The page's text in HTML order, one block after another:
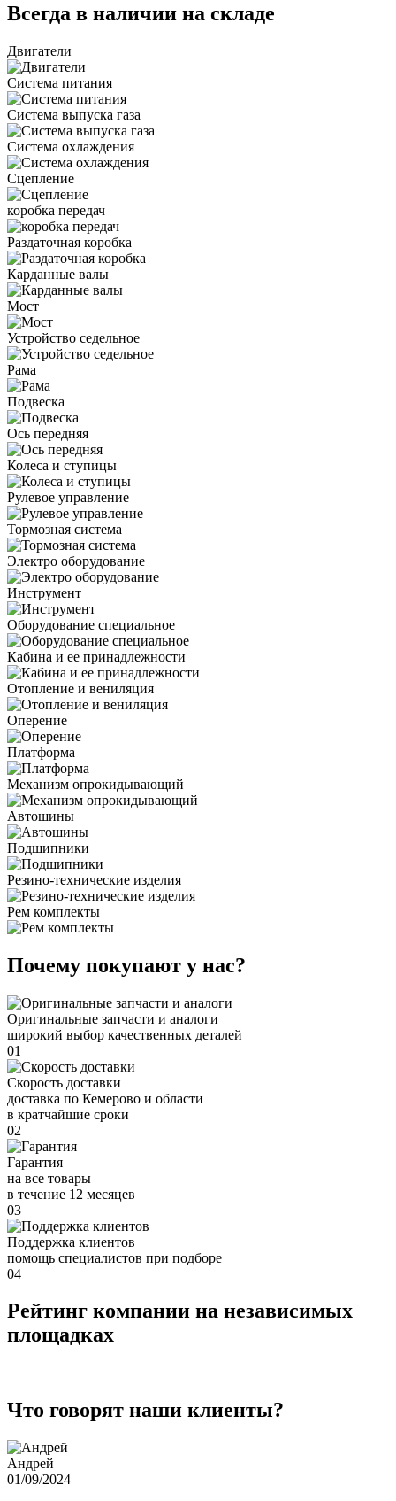
Всегда в наличии на складе
Двигатели
Система питания
Система выпуска газа
Система охлаждения
Сцепление
коробка передач
Раздаточная коробка
Карданные валы
Мост
Устройство седельное
Рама
Подвеска
Ось передняя
Колеса и ступицы
Рулевое управление
Тормозная система
Электро оборудование
Инструмент
Оборудование специальное
Кабина и ее принадлежности
Отопление и вениляция
Оперение
Платформа
Механизм опрокидывающий
Автошины
Подшипники
Резино-технические изделия
Рем комплекты
Почему покупают у нас?
Оригинальные запчасти и аналоги
широкий выбор качественных деталей
01
Скорость доставки
доставка по Кемерово и области
в кратчайшие сроки
02
Гарантия
на все товары
в течение 12 месяцев
03
Поддержка клиентов
помощь специалистов при подборе
04
Рейтинг компании на независимых
площадках
Что говорят наши клиенты?
Андрей
01/09/2024